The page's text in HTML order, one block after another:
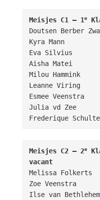
Meisjes C1 – 1e
Doutsen Berber
Kyra Mann
Eva Silvius
Aisha Matei
Milou Hammink
Leanne Viring
Esmee Veenstra
Julia vd Zee
Frederique Schulte
Meisjes C2 – 2e
vacant
Melissa Folkerts
Zoe Veenstra
Ilse van